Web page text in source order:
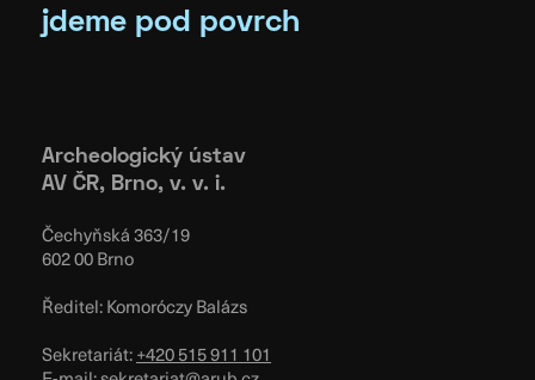
jdeme pod povrch
Archeologický ústav
AV ČR, Brno, v. v. i.
Čechyňská 363/19
602 00 Brno
Ředitel: Komoróczy Balázs
Sekretariát:+420 515 911 101